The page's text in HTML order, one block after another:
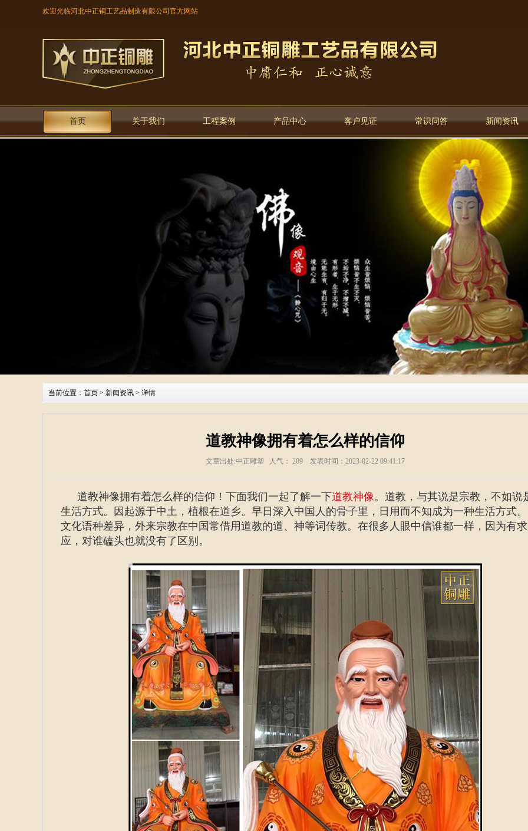
欢迎光临河北中正铜工艺品制造有限公司官方网站
首页 关于我们 工程案例 产品中心 客户见证 常识问答 新闻资讯
当前位置： 首页 > 新闻资讯 > 详情
道教神像拥有着怎么样的信仰
文章出处:中正雕塑 人气： 209 发表时间：2023-02-22 09:41:17
道教神像拥有着怎么样的信仰！下面我们一起了解一下道教神像。道教，与其说是宗教，不如说
生活方式。因起源于中土，植根在道乡。早日深入中国人的骨子里，日用而不知成为一种生活方式
文化语种差异，外来宗教在中国常借用道教的道、神等词传教。在很多人眼中信谁都一样，因为有
应，对谁磕头也就没有了区别。